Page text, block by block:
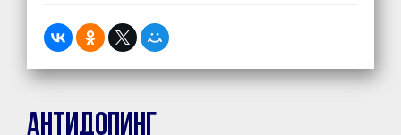
Антидопинг